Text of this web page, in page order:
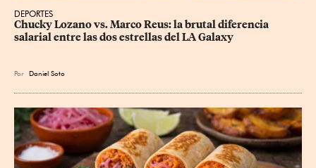
DEPORTES
Chucky Lozano vs. Marco Reus: la brutal diferencia
salarial entre las dos estrellas del LA Galaxy
Por Daniel Soto